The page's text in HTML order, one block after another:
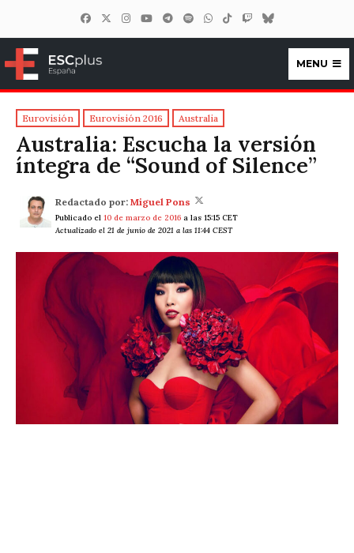
ESCplus España
MENU
Eurovisión Eurovisión 2016 Australia
Australia: Escucha la versión
íntegra de “Sound of Silence”
Redactado por: Miguel Pons
Publicado el 10 de marzo de 2016 a las 15:15 CET
Actualizado el 21 de junio de 2021 a las 11:44 CEST